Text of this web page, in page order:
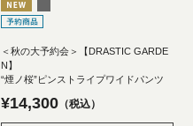
＜秋の大予約会＞【DRASTIC GARDE
N】
“煙ノ桜”ピンストライプワイドパンツ
¥14,300 税込